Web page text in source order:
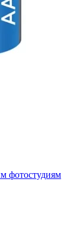
фотостудиям